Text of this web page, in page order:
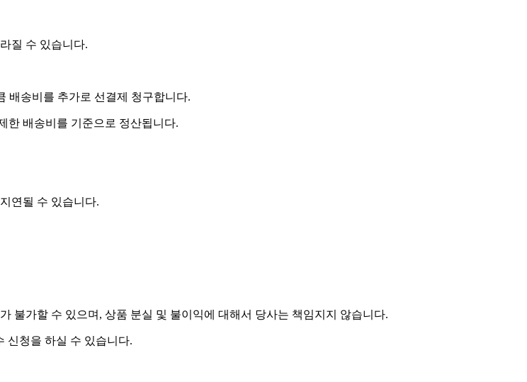
질 수 있습니다.
배송비를 추가로 선결제 청구합니다.
한 배송비를 기준으로 정산됩니다.
연될 수 있습니다.
불가할 수 있으며, 상품 분실 및 불이익에 대해서 당사는 책임지지 않습니다.
신청을 하실 수 있습니다.